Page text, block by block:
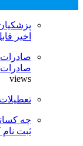
اخیر
صادرات
views
ثبت نام